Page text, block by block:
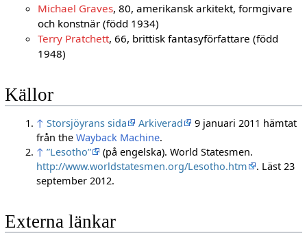
Michael Graves, 80, amerikansk arkitekt, formgivare
och konstnär (född 1934)
Terry Pratchett, 66, brittisk fantasyförfattare (född
1948)
Källor
↑ Storsjöyrans sida Arkiverad
9 januari 2011 hämtat
från theWayback Machine.
↑ ”Lesotho” (på engelska). World Statesmen.
http://www.worldstatesmen.org/Lesotho.htm
. Läst 23
september 2012.
Externa länkar